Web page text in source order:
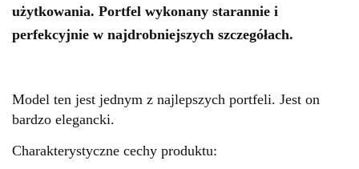
użytkowania. Portfel wykonany starannie i
perfekcyjnie w najdrobniejszych szczegółach.
Model ten jest jednym z najlepszych portfeli. Jest on
bardzo elegancki.
Charakterystyczne cechy produktu: